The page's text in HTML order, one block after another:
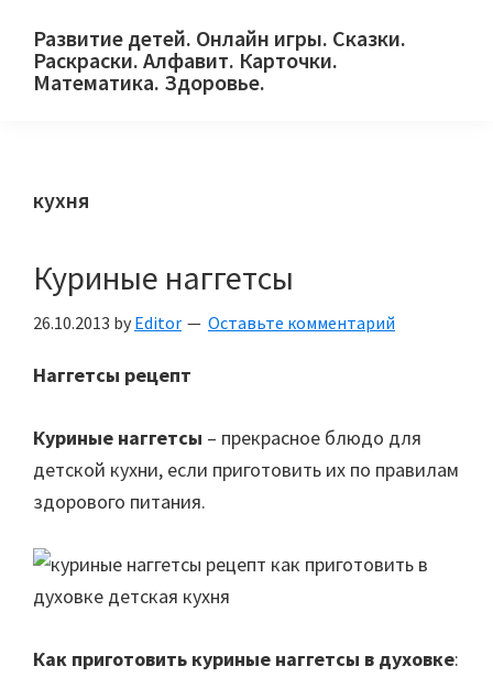
primary
main
primary
Развитие детей. Онлайн игры. Сказки.
Раскраски. Алфавит. Карточки.
Математика. Здоровье.
и
родителей.
кухня
Куриные наггетсы
26.10.2013 by Editor Оставьте комментарий
Наггетсы рецепт
Куриные наггетсы – прекрасное блюдо для
детской кухни, если приготовить их по правилам
здорового питания.
Как приготовить куриные наггетсы в духовке: